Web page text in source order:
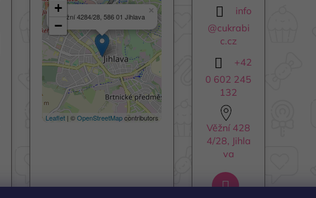
Věžní 4284/28, 586 01 Jihlava
×
+
−
Leaflet | ©OpenStreetMapcontributors
info
@cukrabi
c.cz
+42
0 602 245
132
Věžní 428
4/28, Jihla
va